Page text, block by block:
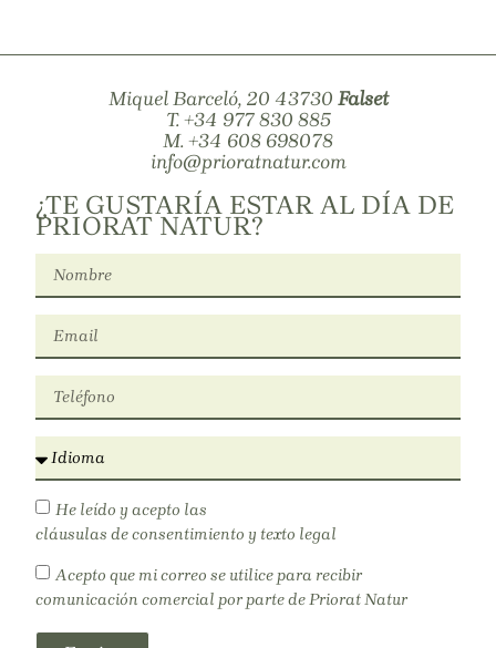
Miquel Barceló, 20 43730 Falset
T.+34 977 830 885
M. +34 608 698078
info@prioratnatur.com
¿TE GUSTARÍA ESTAR AL DÍA DE
PRIORAT NATUR?
He leído y acepto las
cláusulas de consentimiento y texto legal
Acepto que mi correo se utilice para recibir
comunicación comercial por parte de Priorat Natur